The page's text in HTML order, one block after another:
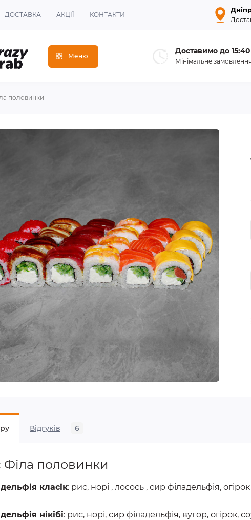
ДОСТАВКА АКЦІЇ КОНТАКТИ
Меню
Доставимо до 15:40
Мінімальне
половинки
Відгуків 6
половинки
класік: рис, норі , лосось , сир філадельфія, огірок
нікібі: рис, норі, сир філадельфія, вугор, огірок,